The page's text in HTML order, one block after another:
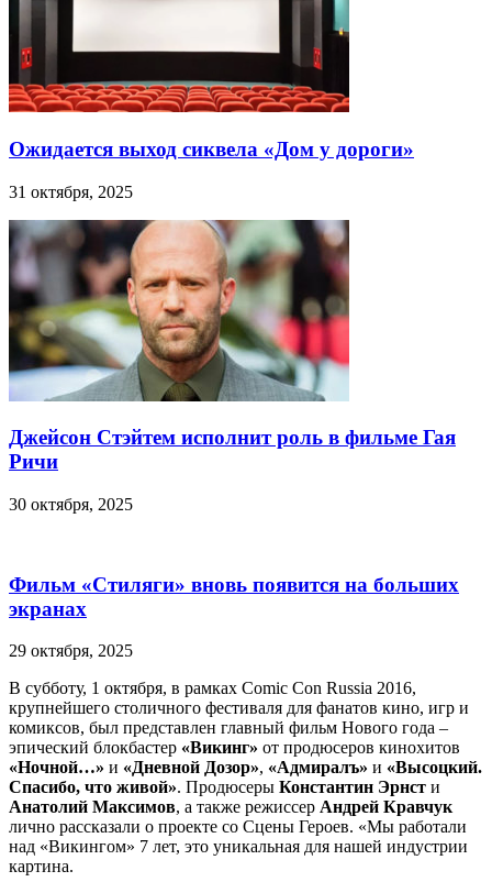
Ожидается выход сиквела «Дом у дороги»
31 октября, 2025
Джейсон Стэйтем исполнит роль в фильме Гая
Ричи
30 октября, 2025
Фильм «Стиляги» вновь появится на больших
экранах
29 октября, 2025
В субботу, 1 октября, в рамках Comic Con Russia 2016,
крупнейшего столичного фестиваля для фанатов кино, игр и
комиксов, был представлен главный фильм Нового года –
эпический блокбастер «Викинг» от продюсеров кинохитов
«Ночной…» и «Дневной Дозор», «Адмиралъ» и «Высоцкий.
Спасибо, что живой». Продюсеры Константин Эрнст и
Анатолий Максимов, а также режиссер Андрей Кравчук
лично рассказали о проекте со Сцены Героев. «Мы работали
над «Викингом» 7 лет, это уникальная для нашей индустрии
картина.